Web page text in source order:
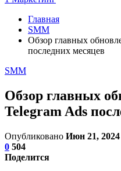
Главная
SMM
Обзор главных
последних месяцев
SMM
Обзор главных
Telegram Ads
Опубликовано Июн 21, 2024
0 504
Поделится